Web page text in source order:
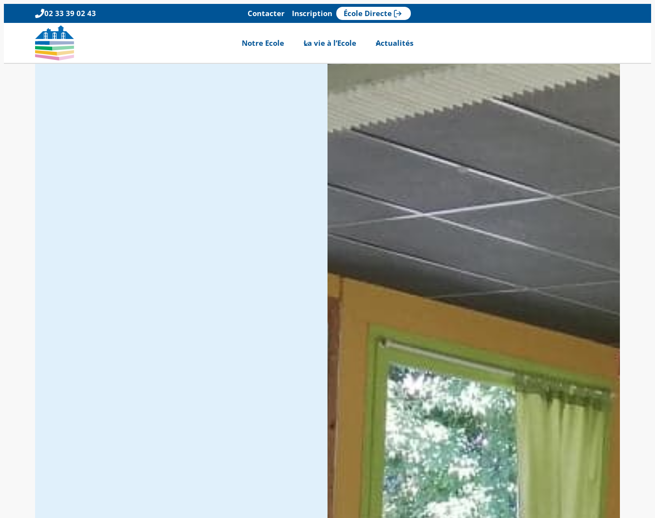
02 33 39 02 43 Contacter Inscription École Directe
Notre Ecole La vie à l’Ecole Actualités